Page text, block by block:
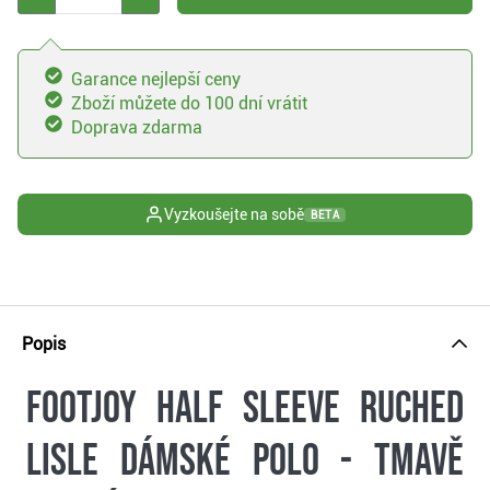
Garance nejlepší ceny
Zboží můžete do 100 dní vrátit
Doprava zdarma
Vyzkoušejte na sobě BETA
Popis
FootJoy Half Sleeve Ruched
Lisle dámské polo - tmavě